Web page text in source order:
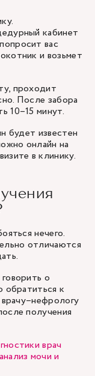
кабинет
вас
и возьмет
проходит
После забора
10–15 минут.
будет известен
онлайн на
в клинику.
нечего.
отличаются
о
обратиться к
получения
врач
мочи и